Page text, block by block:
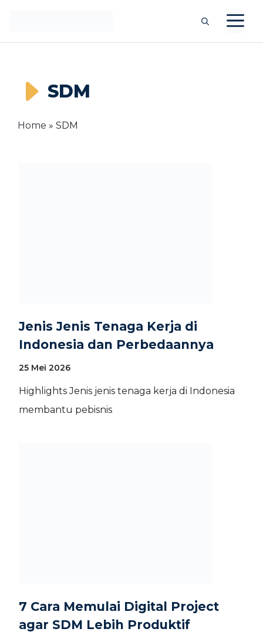
isi
SDM
Home » SDM
Jenis Jenis Tenaga Kerja di
Indonesia dan Perbedaannya
25 Mei 2026
Highlights Jenis jenis tenaga kerja di Indonesia
membantu pebisnis
7 Cara Memulai Digital Project
agar SDM Lebih Produktif